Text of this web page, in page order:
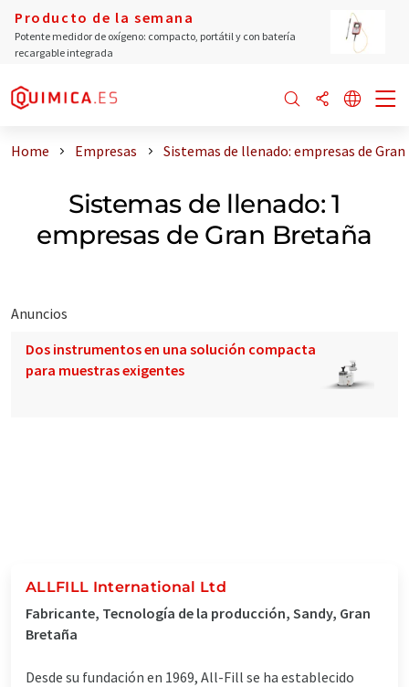
Producto de la semana
Potente medidor de oxígeno: compacto, portátil y con batería
recargable integrada
Home Empresas Sistemas de llenado: empresas de
Sistemas de llenado: 1
empresas de Gran Bretaña
Anuncios
Dos instrumentos en una solución compacta
para muestras exigentes
ALLFILL International Ltd
Fabricante, Tecnología de la producción, Sandy, Gran
Bretaña
Desde su fundación en 1969, All-Fill se ha establecido